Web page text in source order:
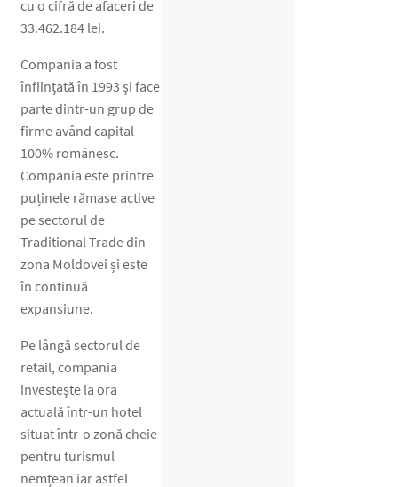
cu o cifră de afaceri de
33.462.184 lei.
Compania a fost
înființată în 1993 și face
parte dintr-un grup de
firme având capital
100% românesc.
Compania este printre
puținele rămase active
pe sectorul de
Traditional Trade din
zona Moldovei și este
în continuă
expansiune.
Pe lângă sectorul de
retail, compania
investește la ora
actuală într-un hotel
situat într-o zonă cheie
pentru turismul
nemțean iar astfel